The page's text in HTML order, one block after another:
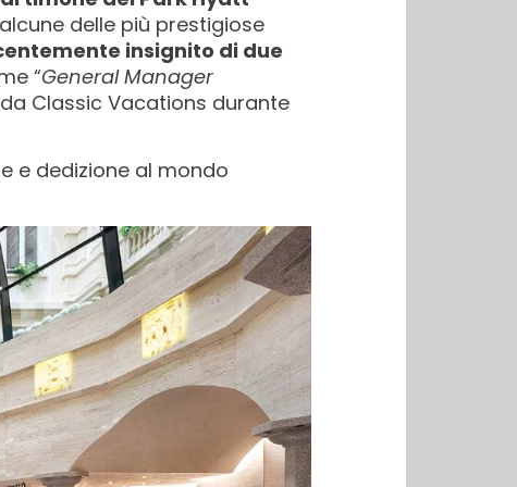
delle più prestigiose
insignito di due
“General Manager
Classic Vacations durante
e dedizione al mondo